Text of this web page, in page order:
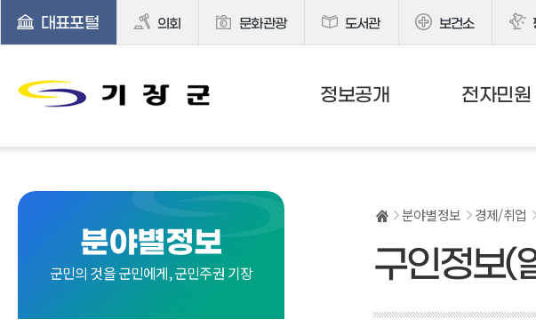
대표포털 의회 문화관광 도서관 보건소
정보공개 전자민원
분야별정보
군민의 것을 군민에게, 군민주권 기장
분야별정보 경제/취업
구인정보(